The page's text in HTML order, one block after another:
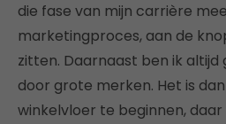
die fase van mijn carrière
marketingproces, aan de
zitten. Daarnaast ben ik
door grote merken. Het is
winkelvloer te beginnen, daar